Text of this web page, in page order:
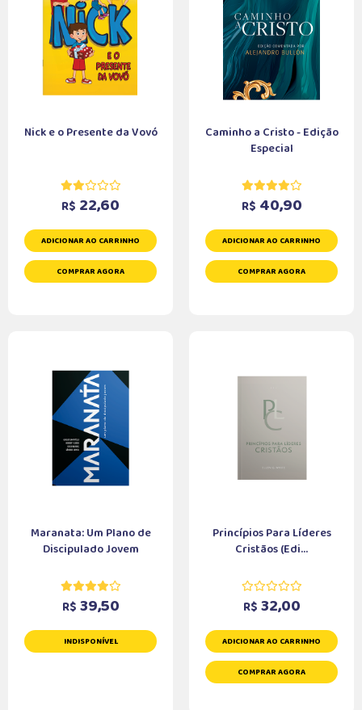
Nick e o Presente da Vovó
R$ 22,60
ADICIONAR AO CARRINHO
COMPRAR AGORA
Caminho a Cristo - Edição
Especial
R$ 40,90
ADICIONAR AO CARRINHO
COMPRAR AGORA
Maranata: Um Plano de
Discipulado Jovem
R$ 39,50
INDISPONÍVEL
Princípios Para Líderes
Cristãos (Edi...
R$ 32,00
ADICIONAR AO CARRINHO
COMPRAR AGORA